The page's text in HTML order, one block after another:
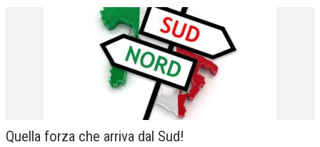
Quella forza che arriva dal Sud!